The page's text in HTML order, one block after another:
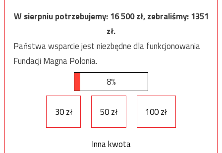
W sierpniu potrzebujemy:16 500zł, zebraliśmy:1351
zł.
Państwa wsparcie jest niezbędne dla funkcjonowania
Fundacji Magna Polonia.
8%
30 zł 50 zł 100 zł
Inna kwota